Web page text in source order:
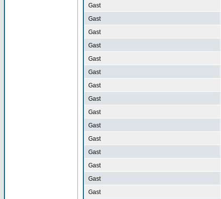
Gast
Gast
Gast
Gast
Gast
Gast
Gast
Gast
Gast
Gast
Gast
Gast
Gast
Gast
Gast